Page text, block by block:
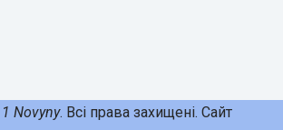
1 Novyny. Всі права захищені. Сайт